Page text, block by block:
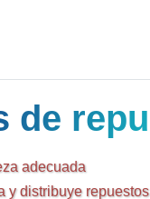
de
adecuada
y distribuye